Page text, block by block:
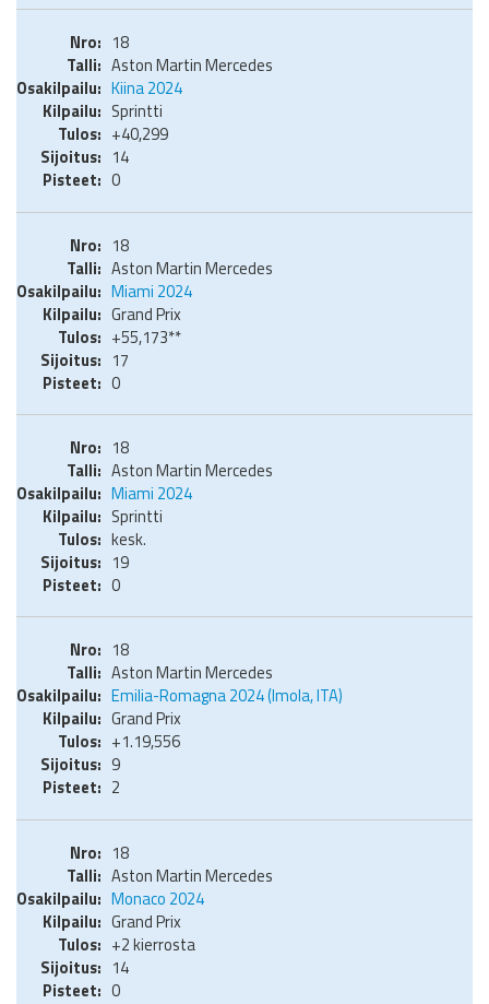
18
Aston Martin Mercedes
Kiina 2024
Sprintti
+40,299
14
0
18
Aston Martin Mercedes
Miami 2024
Grand Prix
+55,173**
17
0
18
Aston Martin Mercedes
Miami 2024
Sprintti
kesk.
19
0
18
Aston Martin Mercedes
Emilia-Romagna 2024 (Imola, ITA)
Grand Prix
+1.19,556
9
2
18
Aston Martin Mercedes
Monaco 2024
Grand Prix
+2 kierrosta
14
0